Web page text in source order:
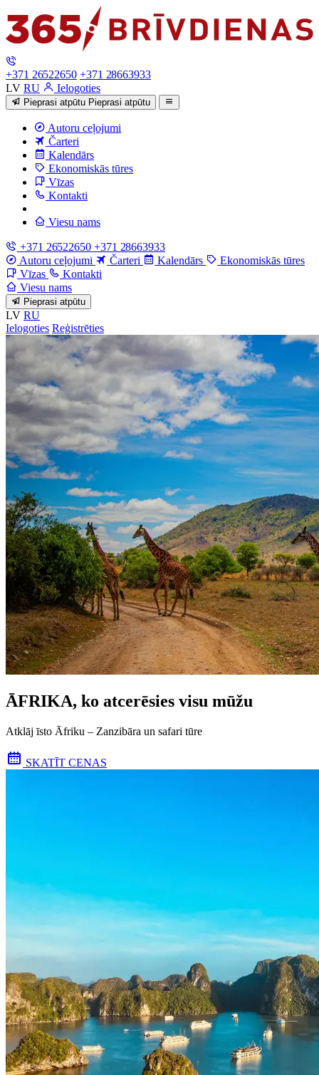
+371 26522650 +371 28663933
LV RU Ielogoties
Pieprasi atpūtu Pieprasi atpūtu
Autoru ceļojumi
Čarteri
Kalendārs
Ekonomiskās tūres
Vīzas
Kontakti
Viesu nams
+371 26522650 +371 28663933
Autoru ceļojumi
Čarteri Kalendārs
Ekonomiskās tūres
Vīzas
Kontakti
Viesu nams
Pieprasi atpūtu
LV RU
Ielogoties Reģistrēties
ĀFRIKA, ko atcerēsies visu mūžu
Atklāj īsto Āfriku – Zanzibāra un safari tūre
SKATĪT CENAS